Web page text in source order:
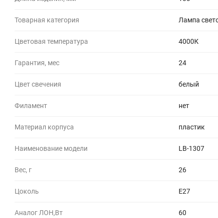
Товарная категория Лампа
Цветовая температура 4000К
Гарантия, мес 24
Цвет свечения белый
Филамент нет
Материал корпуса пластик
Наименование модели LB-1307
Вес, г 26
Цоколь E27
Аналог ЛОН,Вт 60